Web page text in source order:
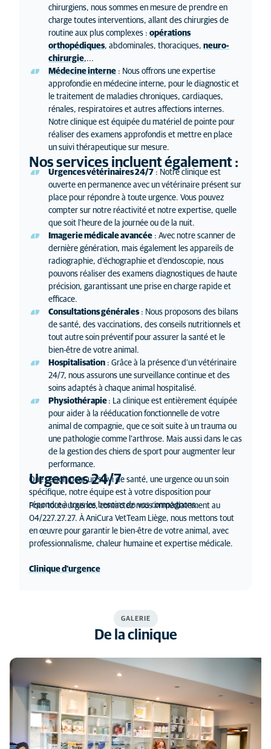
chirurgiens, nous sommes en mesure de prendre en
charge toutes interventions, allant des chirurgies de
routine aux plus complexes : opérations
orthopédiques, abdominales, thoraciques, neuro-
chirurgie,...
Médecine interne : Nous offrons une expertise
approfondie en médecine interne, pour le diagnostic et
le traitement de maladies chroniques, cardiaques,
rénales, respiratoires et autres affections internes.
Notre clinique est équipée du matériel de pointe pour
réaliser des examens approfondis et mettre en place
un suivi thérapeutique sur mesure.
Nos services incluent également :
Urgences vétérinaires 24/7 : Notre clinique est
ouverte en permanence avec un vétérinaire présent sur
place pour répondre à toute urgence. Vous pouvez
compter sur notre réactivité et notre expertise, quelle
que soit l'heure de la journée ou de la nuit.
Imagerie médicale avancée : Avec notre scanner de
dernière génération, mais également les appareils de
radiographie, d’échographie et d’endoscopie, nous
pouvons réaliser des examens diagnostiques de haute
précision, garantissant une prise en charge rapide et
efficace.
Consultations générales: Nous proposons des bilans
de santé, des vaccinations, des conseils nutritionnels et
tout autre soin préventif pour assurer la santé et le
bien-être de votre animal.
Hospitalisation : Grâce à la présence d’un vétérinaire
24/7, nous assurons une surveillance continue et des
soins adaptés à chaque animal hospitalisé.
Physiothérapie : La clinique est entièrement équipée
pour aider à la rééducation fonctionnelle de votre
animal de compagnie, que ce soit suite à un trauma ou
une pathologie comme l’arthrose. Mais aussi dans le cas
de la gestion des chiens de sport pour augmenter leur
performance.
Urgences 24/7
Que ce soit pour un suivi de santé, une urgence ou un soin
spécifique, notre équipe est à votre disposition pour
répondre à tous les besoins de vos compagnons.
Pour toute urgence, contactez-nous immédiatement au
04/227.27.27. À AniCura VetTeam Liège, nous mettons tout
en œuvre pour garantir le bien-être de votre animal, avec
professionnalisme, chaleur humaine et expertise médicale.
Clinique d'urgence
GALERIE
De la clinique